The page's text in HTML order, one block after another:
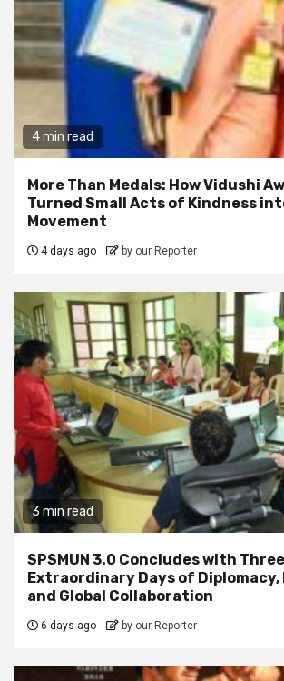
4 min read
More Than Medals: How Vidushi
Turned Small Acts of Kindness
Movement
4 days ago by our Reporter
3 min read
SPSMUN 3.0 Concludes with Three
Extraordinary Days of
and Global Collaboration
6 days ago by our Reporter